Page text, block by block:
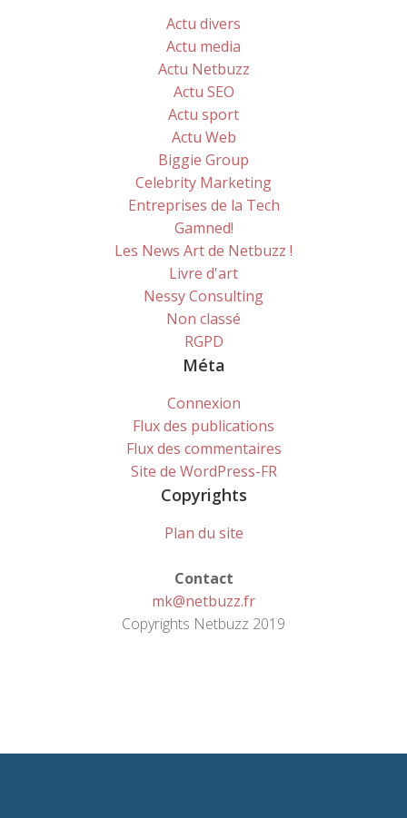
Actu divers
Actu media
Actu Netbuzz
Actu SEO
Actu sport
Actu Web
Biggie Group
Celebrity Marketing
Entreprises de la Tech
Gamned!
Les News Art de Netbuzz !
Livre d'art
Nessy Consulting
Non classé
RGPD
Méta
Connexion
Flux des publications
Flux des commentaires
Site de WordPress-FR
Copyrights
Plan du site
Contact
mk@netbuzz.fr
Copyrights Netbuzz 2019